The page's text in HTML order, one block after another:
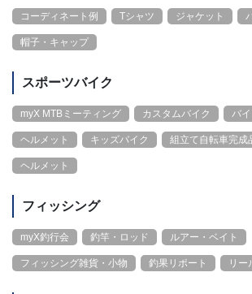
コーディネート例 Tシャツ ジャケット
帽子・キャップ
スポーツバイク
myX MTBミーティング カスタムバイク バ
ヘルメット キッズバイク 組立て自転車完成
ヘルメット
フィッシング
myX釣行会 釣竿・ロッド ルアー・ベイト
フィッシング雑貨・小物 釣果リポート リー